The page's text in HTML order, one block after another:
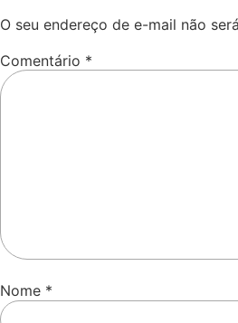
O seu endereço de e-mail não
Comentário *
Nome *